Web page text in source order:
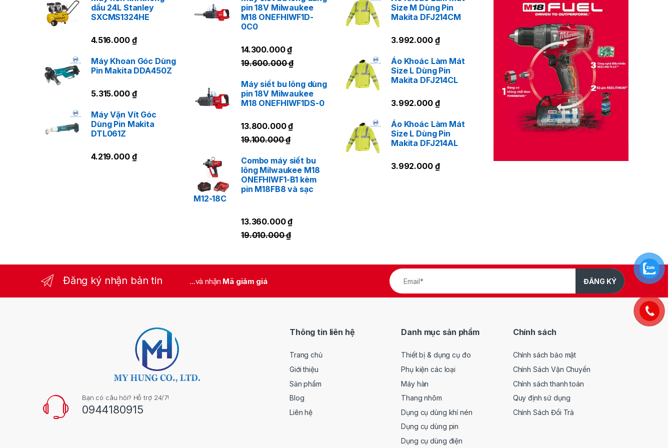
dầu 24L Stanley
SXCMS1324HE
4.516.000 ₫
Máy Khoan Góc Dùng
Pin Makita DDA450Z
5.315.000 ₫
Máy Vặn Vít Góc
Dùng Pin Makita
DTL061Z
4.219.000 ₫
pin 18V Milwaukee
M18 ONEFHIWF1D-
0C0
14.300.000₫
19.600.000₫
Máy siết bu lông dùng
pin 18V Milwaukee
M18 ONEFHIWF1DS-0
13.800.000₫
19.100.000₫
Combo máy siết bu
lông Milwaukee M18
ONEFHIWF1-B1 kèm
pin M18FB8 và sạc
M12-18C
13.360.000₫
19.010.000₫
Size M Dùng Pin
Makita DFJ214CM
3.992.000 ₫
Áo Khoác Làm Mát
Size L Dùng Pin
Makita DFJ214CL
3.992.000 ₫
Áo Khoác Làm Mát
Size L Dùng Pin
Makita DFJ214AL
3.992.000 ₫
Đăng ký nhận bản tin ...và nhận Mã giảm giá ĐĂNG KÝ
Bạn có câu hỏi? Hỗ trợ 24/7!
0944180915
Thông tin liên hệ
Trang chủ
Giới thiệu
Sản phẩm
Blog
Liên hệ
Danh mục sản phẩm
Thiết bị & dụng cụ đo
Phụ kiện các loại
Máy hàn
Thang nhôm
Dụng cụ dùng khí nén
Dụng cụ dùng pin
Dụng cụ dùng điện
Chính sách
Chính sách bảo mật
Chính Sách Vận Chuyển
Chính sách thanh toán
Quy định sử dụng
Chính Sách Đổi Trả